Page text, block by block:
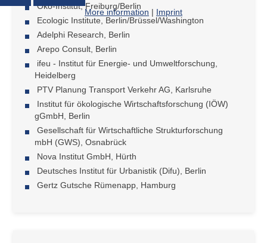
Öko-Institut, Freiburg/Berlin
Ecologic Institute, Berlin/Brüssel/Washington
Adelphi Research, Berlin
Arepo Consult, Berlin
ifeu - Institut für Energie- und Umweltforschung,
Heidelberg
PTV Planung Transport Verkehr AG, Karlsruhe
Institut für ökologische Wirtschaftsforschung (IÖW)
gGmbH, Berlin
Gesellschaft für Wirtschaftliche Strukturforschung
mbH (GWS), Osnabrück
Nova Institut GmbH, Hürth
Deutsches Institut für Urbanistik (Difu), Berlin
Gertz Gutsche Rümenapp, Hamburg
More information | Imprint